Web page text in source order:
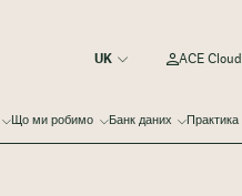
Що ми робимо Банк даних Практика
ACE Cloud